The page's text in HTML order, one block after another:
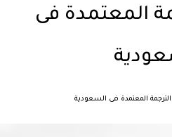
المعتمدة فى
المعتمدة فى السعودية